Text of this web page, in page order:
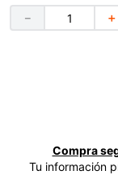
＋
－
Compra
Tu información